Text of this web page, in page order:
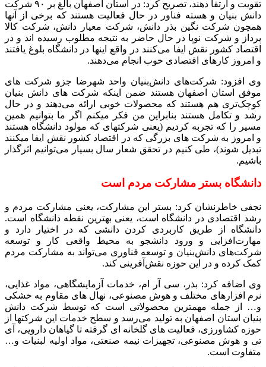
تقویت و ارتقا دهند، تصریح کرد: در استان اصفهان بالغ بر ۹۰ شرکت
دانش بنیان و هسته فناور در حال فعالیت هستند که برخی از آنها
همچون شرکت نگین بذر دانش، شرکت معیار دانش، شرکت کالا
پرداز و شرکت نوپا در حال حاضر به نتیجه مطلوب رسیده اند و در
اقتصاد کشور نقش ایفا می‌کنند در واقع اینها در دانشگاه بلوغ یافتند
و امروز کارهای اقتصادی خوب انجام می‌دهند.
وی افزود: شرکت‌های دانش‌بنیان واحد شهرضا جزو شرکت های
موفق استان اصفهان هستند ضمن اینکه شرکت های دانش بنیان
کوچک‌تری هم هستند که محصولات خوبی ارائه می‌دهند و در حال
رشد و تکامل هستند بنابراین من فکر میکنم اگر ما بتوانیم همین
مسیر را که تجربه کردیم (یعنی شرکتهای که مولود دانشگاه هستند
و امروز به شرکت های بزرگی که در اقتصاد کشور نقش ایفا میکنند
تبدیل شوند)، طی کنیم در تحقق شعار سال بسیار می‌توانیم اثرگذار
باشیم.
دانشگاه بستر مشارکت مردم است
نجفی خاطرنشان کرد: بستر این مشارکت، یعنی مشارکت مردم و
رشد اقتصادی در دانشگاه است، یعنی بهترین نقطه دانشگاه است.
دانشگاه از طریق کاربردی کردن دانشی که در اختیار دارد و
مهارت‌افزایی و ورود دانشجو به محیط واقعی کار و توسعه
شرکت‌های دانش‌بنیان و توسعه فناوری می‌تواند به مشارکت مردم
کمک کرده و در این حوزه نقش‌آفرینی کند.
وی اضافه کرد: بذر، سی آر ام، خدمات آزمایشگاهی، مواد غذایی،
نرم افزارهای مختلف و هوش مصنوعی، نهال های مقاوم به خشکی
و… از جمله مهمترین محصولاتی است که توسط شرکت دانش
بنیان استان اصفهان به تولید می‌رسد و سطح خدمات این شرکتها از
حوزه کشاورزی، فعالیت های گلخانه ای گرفته تا گیاهان دارویی، آی
تی و هوش مصنوعی، تجهیزات نیمه صنعتی، مواد اولیه لبنیات و…
متفاوت است.